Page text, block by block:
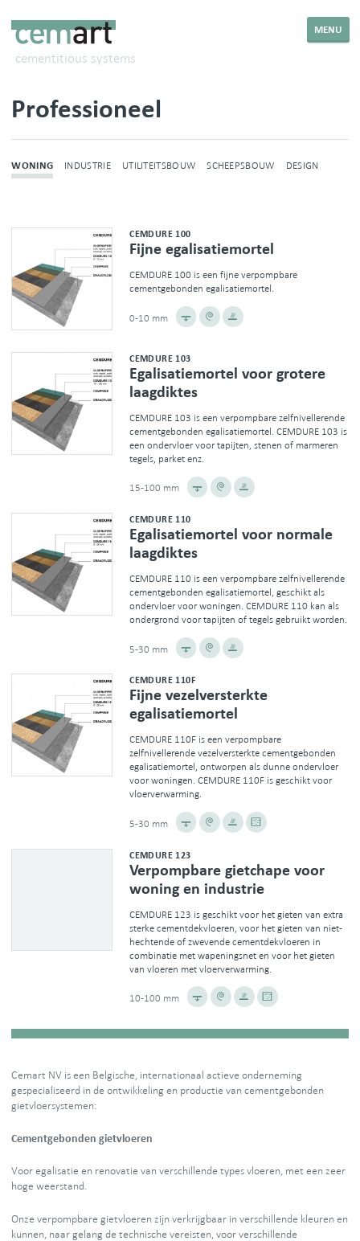
cementitious systems
MENU
Professioneel
WONING INDUSTRIE UTILITEITSBOUW SCHEEPSBOUW DESIGN
CEMDURE 100
Fijne egalisatiemortel
CEMDURE 100 is een fijne verpompbare
cementgebonden egalisatiemortel.
0-10 mm
CEMDURE 103
Egalisatiemortel voor grotere
laagdiktes
CEMDURE 103 is een verpompbare zelfnivellerende
cementgebonden egalisatiemortel. CEMDURE 103 is
een ondervloer voor tapijten, stenen of marmeren
tegels, parket enz.
15-100 mm
CEMDURE 110
Egalisatiemortel voor normale
laagdiktes
CEMDURE 110 is een verpompbare zelfnivellerende
cementgebonden egalisatiemortel, geschikt als
ondervloer voor woningen. CEMDURE 110 kan als
ondergrond voor tapijten of tegels gebruikt worden.
5-30 mm
CEMDURE 110F
Fijne vezelversterkte
egalisatiemortel
CEMDURE 110F is een verpompbare
zelfnivellerende vezelversterkte cementgebonden
egalisatiemortel, ontworpen als dunne ondervloer
voor woningen. CEMDURE 110F is geschikt voor
vloerverwarming.
5-30 mm
CEMDURE 123
Verpompbare gietchape voor
woning en industrie
CEMDURE 123 is geschikt voor het gieten van extra
sterke cementdekvloeren, voor het gieten van niet-
hechtende of zwevende cementdekvloeren in
combinatie met wapeningsnet en voor het gieten
van vloeren met vloerverwarming.
10-100 mm
Cemart NV is een Belgische, internationaal actieve onderneming
gespecialiseerd in de ontwikkeling en productie van cementgebonden
gietvloersystemen:
Cementgebonden gietvloeren
Voor egalisatie en renovatie van verschillende types vloeren, met een zeer
hoge weerstand.
Onze verpompbare gietvloeren zijn verkrijgbaar in verschillende kleuren en
kunnen, naar gelang de technische vereisten, voor verschillende